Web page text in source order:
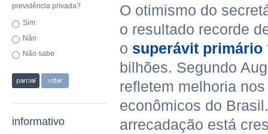
previdência privada?
Sim
Não
Não sabe
informativo
O otimismo do
o resultado recorde
o superávit primário
bilhões. Segundo
refletem melhoria
econômicos do
arrecadação está